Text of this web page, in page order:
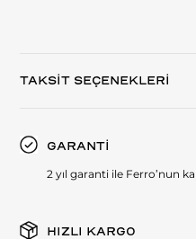
TAKSİT SEÇENEKLERİ
GARANTİ
2 yıl garanti ile Ferro’nun
HIZLI KARGO